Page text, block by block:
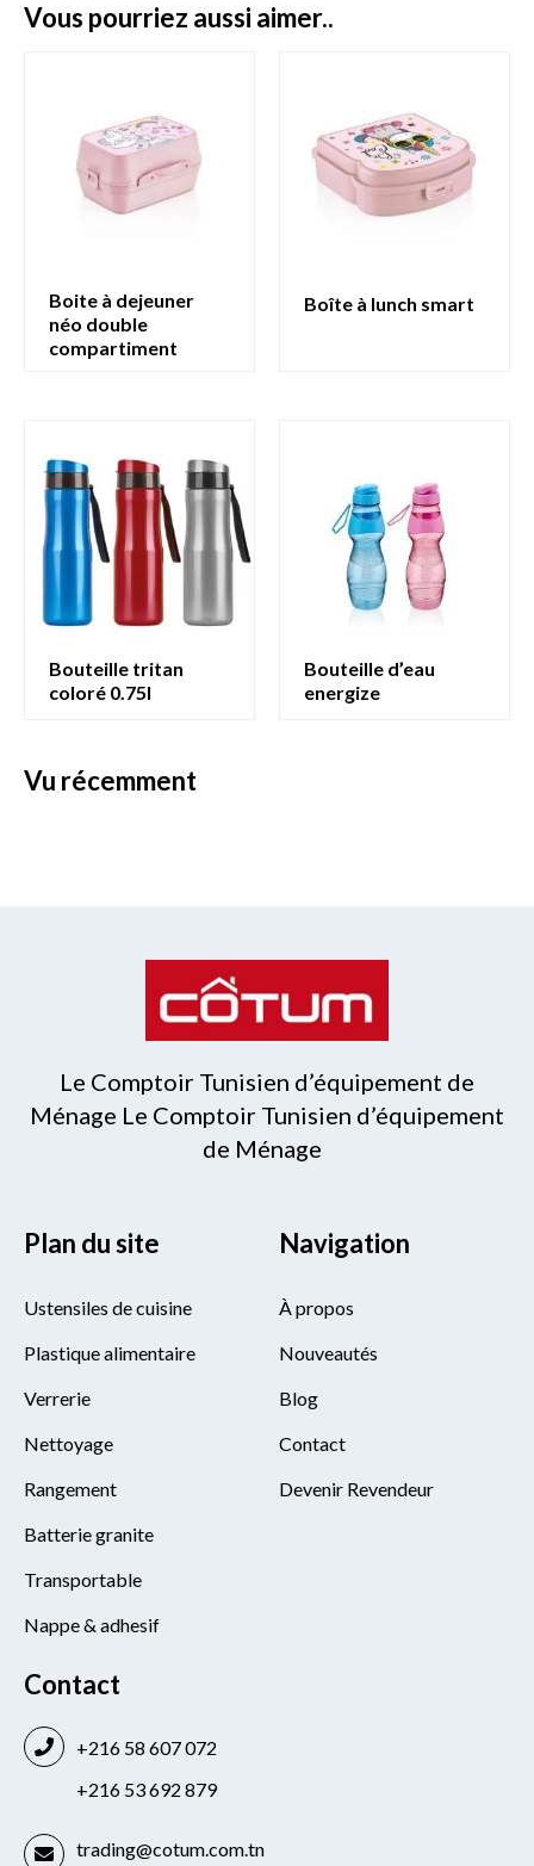
vous pourriez aussi aimer..
boite à dejeuner
néo double
compartiment
boîte à lunch smart
bouteille tritan
coloré 0.75l
bouteille d’eau
energize
vu récemment
Le Comptoir Tunisien d’équipement de
Ménage Le Comptoir Tunisien d’équipement
de Ménage
Plan du site
Ustensiles de cuisine
Plastique alimentaire
Verrerie
Nettoyage
Rangement
Batterie granite
Transportable
Nappe & adhesif
Navigation
À propos
Nouveautés
Blog
Contact
Devenir Revendeur
Contact
+216 58 607 072
+216 53 692 879
trading@cotum.com.tn